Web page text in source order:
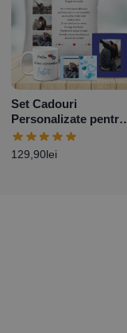
Set Cadouri
Personalizate pentru
Iubit
129,90lei